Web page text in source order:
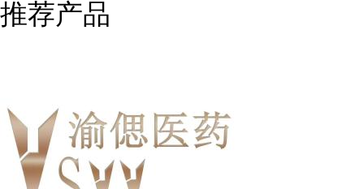
推荐产品